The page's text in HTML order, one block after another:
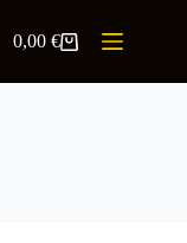
0,00€